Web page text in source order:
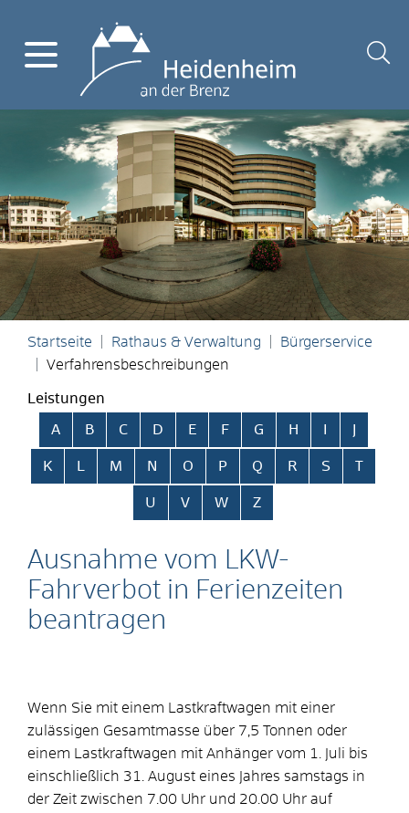
Startseite Rathaus & Verwaltung
Bürgerservice
Verfahrensbeschreibungen
Leistungen
Alphabetisches Register überspringen
A B C D E F G H
K L M N O P Q R S T
U V W Z
Ausnahme vom LKW-
Fahrverbot in Ferienzeiten
beantragen
Wenn Sie mit einem Lastkraftwagen mit einer
zulässigen Gesamtmasse über 7,5 Tonnen oder
einem Lastkraftwagen mit Anhänger vom 1. Juli bis
einschließlich 31. August eines Jahres samstags in
der Zeit zwischen 7.00 Uhr und 20.00 Uhr auf